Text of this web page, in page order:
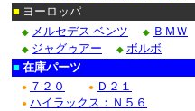
■ ヨーロッパ
◆ メルセデス ベンツ ◆ ＢＭＷ
◆ ジャグゥアー ◆ ボルボ
■ 在庫パーツ
● ７２０ ● Ｄ２１
● ハイラックス：Ｎ５６